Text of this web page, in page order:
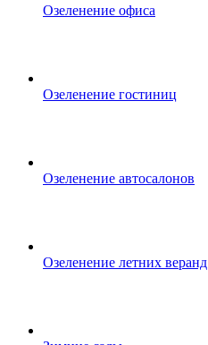
Озеленение офиса
Озеленение гостиниц
Озеленение автосалонов
Озеленение летних веранд